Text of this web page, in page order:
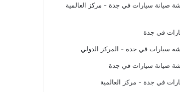
صيانة سيارات في جدة - مركز العالمية
في جدة
سيارات في جدة - المركز الدولي
صيانة سيارات في جدة
في جدة - مركز العالمية